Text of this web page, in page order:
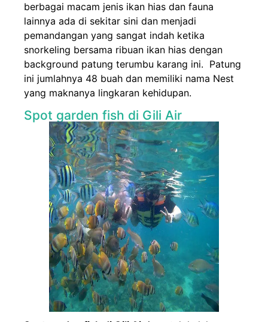
berbagai macam jenis ikan hias dan fauna
lainnya ada di sekitar sini dan menjadi
pemandangan yang sangat indah ketika
snorkeling bersama ribuan ikan hias dengan
background patung terumbu karang ini. Patung
ini jumlahnya 48 buah dan memiliki nama Nest
yang maknanya lingkaran kehidupan.
Spot garden fish di Gili Air